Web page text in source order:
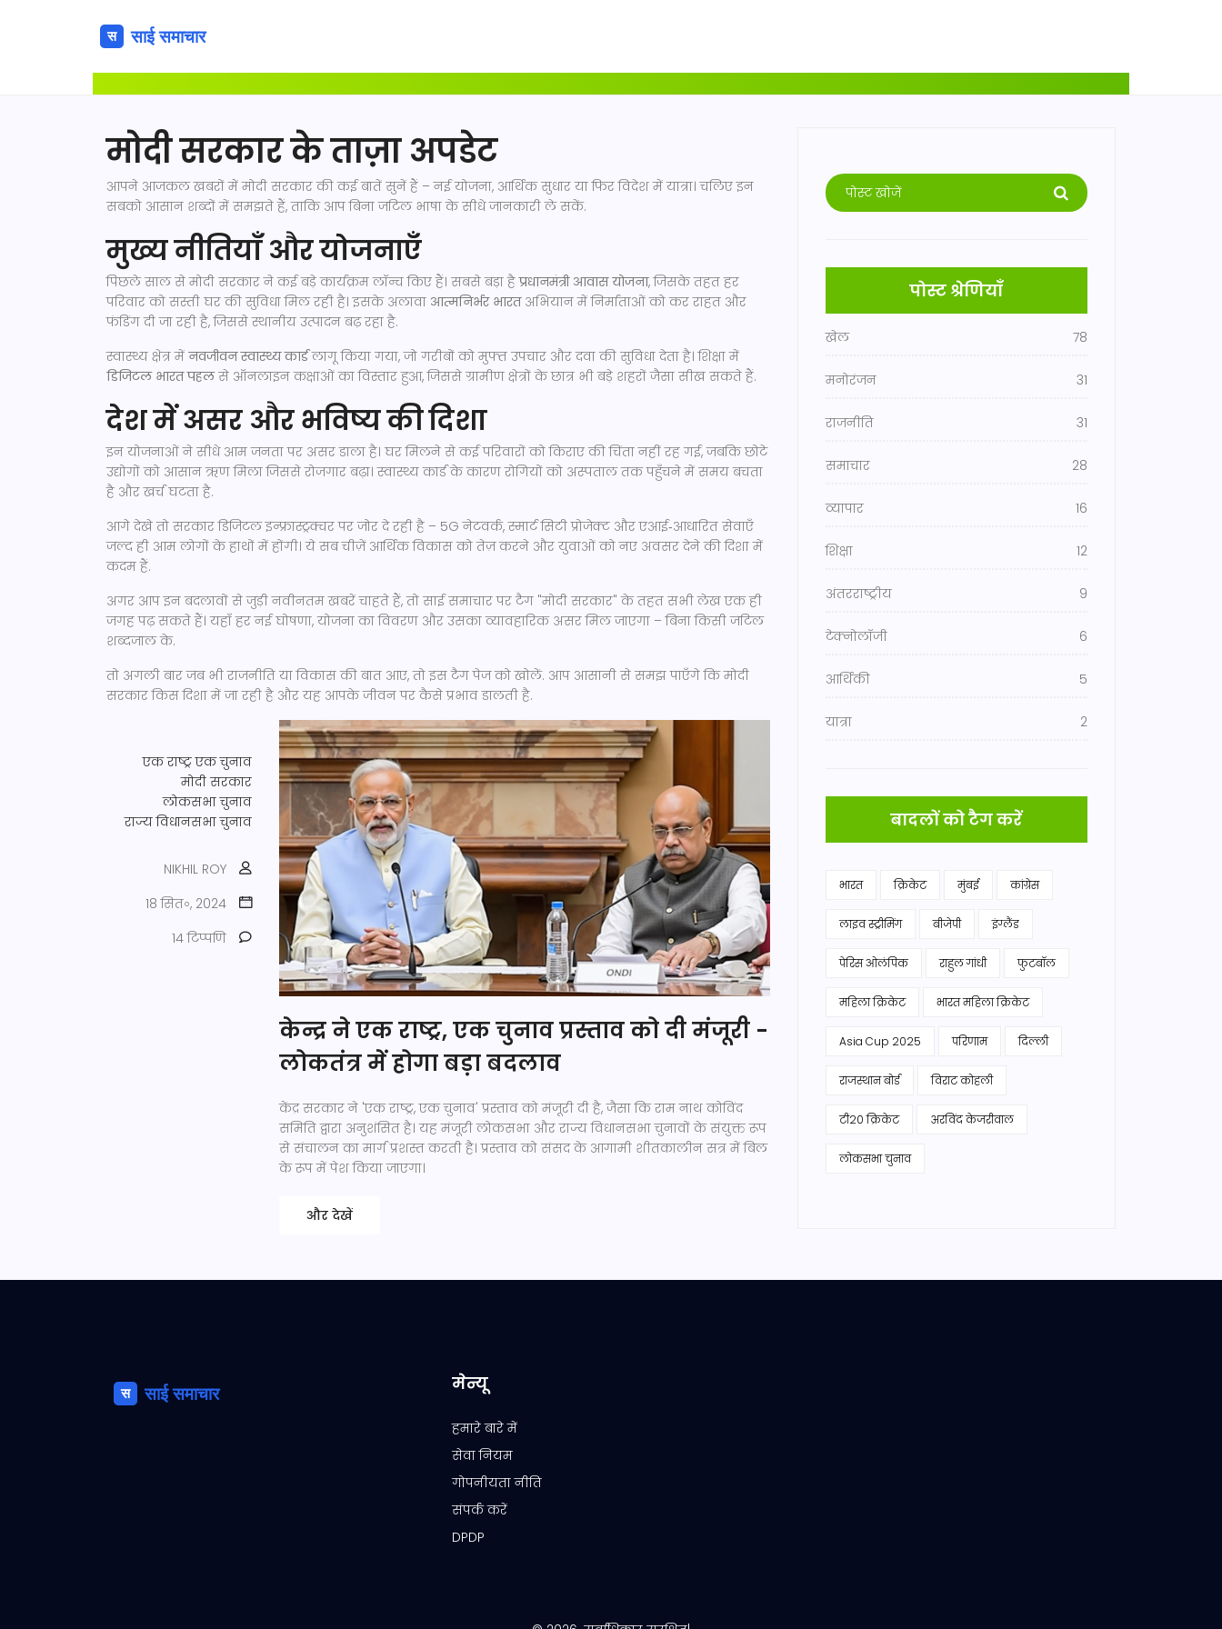
मोदी सरकार के ताज़ा अपडेट
आपने आजकल खबरों में मोदी सरकार की कई बातें सुनें हैं – नई योजना, आर्थिक सुधार या फिर विदेश में यात्रा। चलिए इन
सबको आसान शब्दों में समझते हैं, ताकि आप बिना जटिल भाषा के सीधे जानकारी ले सकें.
मुख्य नीतियाँ और योजनाएँ
पिछले साल से मोदी सरकार ने कई बड़े कार्यक्रम लॉन्च किए हैं। सबसे बड़ा हैप्रधानमंत्री आवास योजना, जिसके तहत हर
परिवार को सस्ती घर की सुविधा मिल रही है। इसके अलावा आत्मनिर्भर भारतअभियान में निर्माताओं को कर राहत और
फंडिंग दी जा रही है, जिससे स्थानीय उत्पादन बढ़ रहा है.
स्वास्थ्य क्षेत्र में नवजीवन स्वास्थ्य कार्डलागू किया गया, जो गरीबों को मुफ्त उपचार और दवा की सुविधा देता है। शिक्षा में
डिजिटल भारत पहलसे ऑनलाइन कक्षाओं का विस्तार हुआ, जिससे ग्रामीण क्षेत्रों के छात्र भी बड़े शहरों जैसा सीख सकते हैं.
देश में असर और भविष्य की दिशा
इन योजनाओं ने सीधे आम जनता पर असर डाला है। घर मिलने से कई परिवारों को किराए की चिंता नहीं रह गई, जबकि छोटे
उद्योगों को आसान ऋण मिला जिससे रोजगार बढ़ा। स्वास्थ्य कार्ड के कारण रोगियों को अस्पताल तक पहुँचने में समय बचता
है और खर्च घटता है.
आगे देखे तो सरकार डिजिटल इन्फ्रास्ट्रक्चर पर जोर दे रही है – 5G नेटवर्क, स्मार्ट सिटी प्रोजेक्ट और एआई‑आधारित सेवाएँ
जल्द ही आम लोगों के हाथों में होंगी। ये सब चीज़ें आर्थिक विकास को तेज़ करने और युवाओं को नए अवसर देने की दिशा में
कदम हैं.
अगर आप इन बदलावों से जुड़ी नवीनतम खबरें चाहते हैं, तो साई समाचार पर टैग "मोदी सरकार" के तहत सभी लेख एक ही
जगह पढ़ सकते हैं। यहाँ हर नई घोषणा, योजना का विवरण और उसका व्यावहारिक असर मिल जाएगा – बिना किसी जटिल
शब्दजाल के.
तो अगली बार जब भी राजनीति या विकास की बात आए, तो इस टैग पेज को खोलें. आप आसानी से समझ पाएँगे कि मोदी
सरकार किस दिशा में जा रही है और यह आपके जीवन पर कैसे प्रभाव डालती है.
एक राष्ट्र एक चुनाव
मोदी सरकार
लोकसभा चुनाव
राज्य विधानसभा चुनाव
NIKHIL ROY
18 सित॰, 2024
14 टिप्पणि
केन्द्र ने एक राष्ट्र, एक चुनाव प्रस्ताव को दी मंजूरी -
लोकतंत्र में होगा बड़ा बदलाव
केंद्र सरकार ने 'एक राष्ट्र, एक चुनाव' प्रस्ताव को मंजूरी दी है, जैसा कि राम नाथ कोविंद
समिति द्वारा अनुशंसित है। यह मंजूरी लोकसभा और राज्य विधानसभा चुनावों के संयुक्त रूप
से संचालन का मार्ग प्रशस्त करती है। प्रस्ताव को संसद के आगामी शीतकालीन सत्र में बिल
के रूप में पेश किया जाएगा।
और देखें
पोस्ट श्रेणियाँ
खेल 78
मनोरंजन 31
राजनीति 31
समाचार 28
व्यापार 16
शिक्षा 12
अंतरराष्ट्रीय 9
टेक्नोलॉजी 6
आर्थिकी 5
यात्रा 2
बादलों को टैग करें
भारत क्रिकेट मुंबई कांग्रेस
लाइव स्ट्रीमिंग बीजेपी इंग्लैंड
पेरिस ओलंपिक राहुल गांधी फुटबॉल
महिला क्रिकेट भारत महिला क्रिकेट
Asia Cup 2025 परिणाम दिल्ली
राजस्थान बोर्ड विराट कोहली
टी20 क्रिकेट अरविंद केजरीवाल
लोकसभा चुनाव
मेन्यू
हमारे बारे में
सेवा नियम
गोपनीयता नीति
संपर्क करें
DPDP